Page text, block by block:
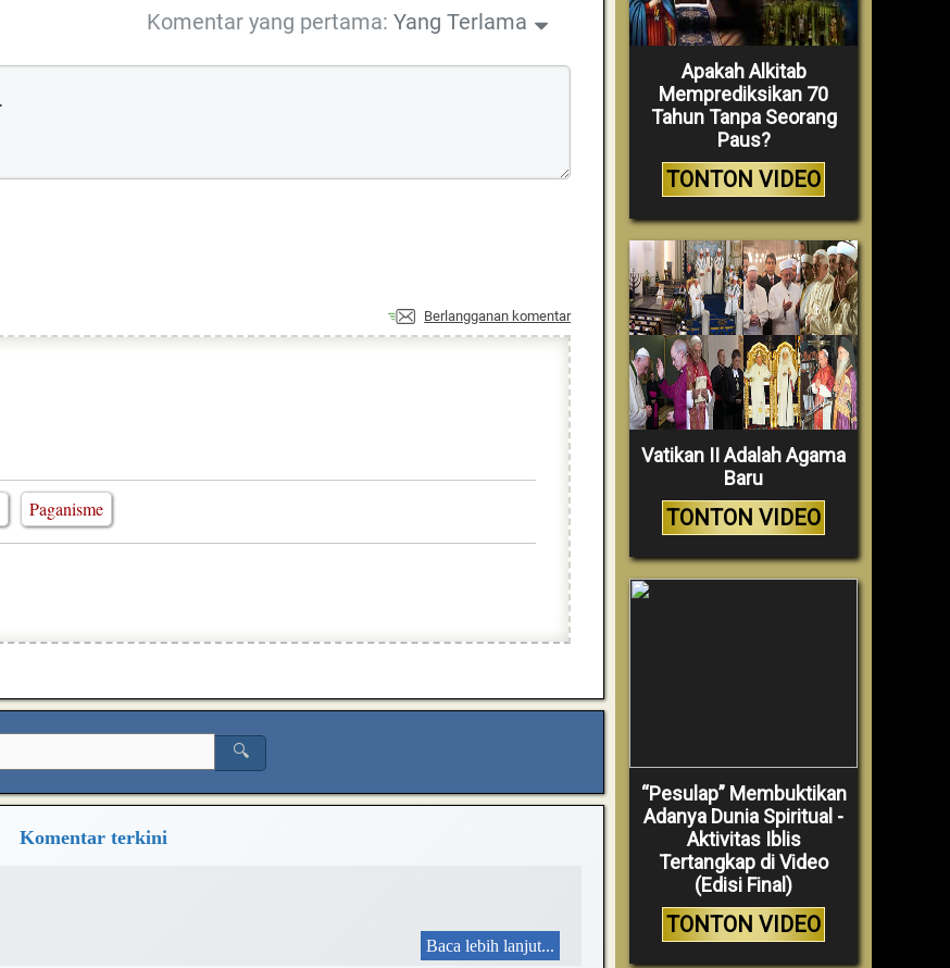
Komentar yang pertama: Yang Terlama
Berlangganan komentar
Paganisme
🔍
Komentar terkini
Baca lebih lanjut...
Apakah Alkitab
Memprediksikan 70
Tahun Tanpa Seorang
Paus?
TONTON VIDEO
Vatikan II Adalah Agama
Baru
TONTON VIDEO
“Pesulap” Membuktikan
Adanya Dunia Spiritual -
Aktivitas Iblis
Tertangkap di Video
(Edisi Final)
TONTON VIDEO